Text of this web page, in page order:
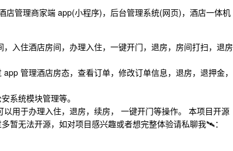
管理商家端 app(小程序)，后台管理系统(网页)，酒店一体机
入住酒店房间，办理入住，一键开门，退房，房间打扫，退房
管理酒店房态，查看订单，修改订单信息，退房，退押金，
系统模块管理等。
用于办理入住，退房，续房， 一键开门等操作。 本项目开源
暂无法开源，如对项目感兴趣或者想完整体验请私聊我🛰️：